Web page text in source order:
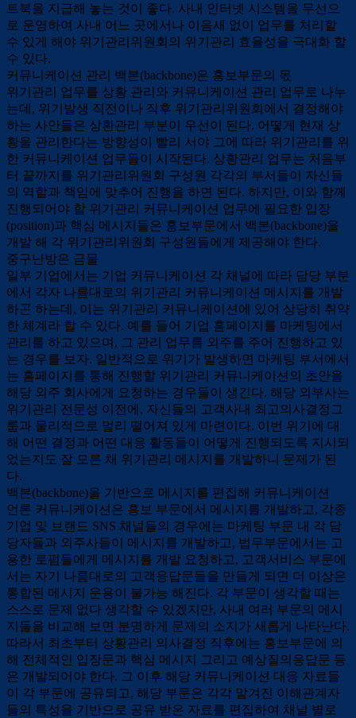
트북을 지급해 놓는 것이 좋다. 사내 인터넷 시스템을 무선으
로 운영하여 사내 어느 곳에서나 이음새 없이 업무를 처리할
수 있게 해야 위기관리위원회의 위기관리 효율성을 극대화 할
수 있다.
커뮤니케이션 관리 백본(backbone)은 홍보부문의 몫
위기관리 업무를 상황 관리와 커뮤니케이션 관리 업무로 나누
는데, 위기발생 직전이나 직후 위기관리위원회에서 결정해야
하는 사안들은 상환관리 부분이 우선이 된다. 어떻게 현재 상
황을 관리한다는 방향성이 빨리 서야 그에 따라 위기관리를 위
한 커뮤니케이션 업무들이 시작된다. 상황관리 업무는 처음부
터 끝까지를 위기관리위원회 구성원 각각의 부서들이 자신들
의 역할과 책임에 맞추어 진행을 하면 된다. 하지만, 이와 함께
진행되어야 할 위기관리 커뮤니케이션 업무에 필요한 입장
(position)과 핵심 메시지들은 홍보부문에서 백본(backbone)을
개발 해 각 위기관리위원회 구성원들에게 제공해야 한다.
중구난방은 금물
일부 기업에서는 기업 커뮤니케이션 각 채널에 따라 담당 부분
에서 각자 나름대로의 위기관리 커뮤니케이션 메시지를 개발
하곤 하는데, 이는 위기관리 커뮤니케이션에 있어 상당히 취약
한 체계라 할 수 있다. 예를 들어 기업 홈페이지를 마케팅에서
관리를 하고 있으며, 그 관리 업무를 외주를 주어 진행하고 있
는 경우를 보자. 일반적으로 위기가 발생하면 마케팅 부서에서
는 홈페이지를 통해 진행할 위기관리 커뮤니케이션의 초안을
해당 외주 회사에게 요청하는 경우들이 생긴다. 해당 외부사는
위기관리 전문성 이전에, 자신들의 고객사내 최고의사결정그
룹과 물리적으로 멀리 떨어져 있게 마련이다. 이번 위기에 대
해 어떤 결정과 어떤 대응 활동들이 어떻게 진행되도록 지시되
었는지도 잘 모른 채 위기관리 메시지를 개발하니 문제가 된
다.
백본(backbone)을 기반으로 메시지를 편집해 커뮤니케이션
언론 커뮤니케이션은 홍보 부문에서 메시지를 개발하고, 각종
기업 및 브랜드 SNS 채널들의 경우에는 마케팅 부문 내 각 담
당자들과 외주사들이 메시지를 개발하고, 법무부문에서는 고
용한 로펌들에게 메시지를 개발 요청하고, 고객서비스 부문에
서는 자기 나름대로의 고객응답문들을 만들게 되면 더 이상은
통합된 메시지 운용이 불가능 해진다. 각 부문이 생각할 때는
스스로 문제 없다 생각할 수 있겠지만, 사내 여러 부문의 메시
지들을 비교해 보면 분명하게 문제의 소지가 새롭게 나타난다.
따라서 최초부터 상황관리 의사결정 직후에는 홍보부문에 의
해 전체적인 입장문과 핵심 메시지 그리고 예상질의응답문 등
은 개발되어야 한다. 그 이후 해당 커뮤니케이션 대응 자료들
이 각 부문에 공유되고, 해당 부문은 각각 맡겨진 이해관계자
들의 특성을 기반으로 공유 받은 자료를 편집하여 채널 별로